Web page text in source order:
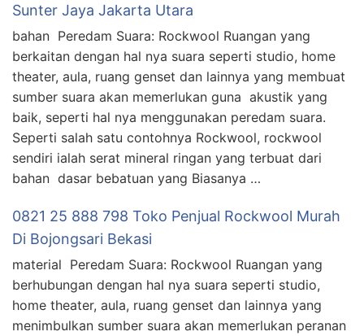
Sunter Jaya Jakarta Utara
bahan Peredam Suara: Rockwool Ruangan yang
berkaitan dengan hal nya suara seperti studio, home
theater, aula, ruang genset dan lainnya yang membuat
sumber suara akan memerlukan guna akustik yang
baik, seperti hal nya menggunakan peredam suara.
Seperti salah satu contohnya Rockwool, rockwool
sendiri ialah serat mineral ringan yang terbuat dari
bahan dasar bebatuan yang Biasanya …
0821 25 888 798 Toko Penjual Rockwool Murah
Di Bojongsari Bekasi
material Peredam Suara: Rockwool Ruangan yang
berhubungan dengan hal nya suara seperti studio,
home theater, aula, ruang genset dan lainnya yang
menimbulkan sumber suara akan memerlukan peranan